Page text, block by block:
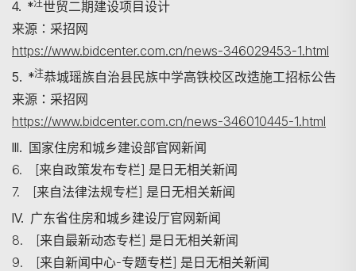
4. *注世贸二期建设项目设计
来源：采招网
https://www.bidcenter.com.cn/news-346029453-1.html
5. *注恭城瑶族自治县民族中学高铁校区改造施工招标公告
来源：采招网
https://www.bidcenter.com.cn/news-346010445-1.html
III. 国家住房和城乡建设部官网新闻
6. [来自政策发布专栏] 是日无相关新闻
7. [来自法律法规专栏] 是日无相关新闻
IV. 广东省住房和城乡建设厅官网新闻
8. [来自最新动态专栏] 是日无相关新闻
9. [来自新闻中心-专题专栏] 是日无相关新闻